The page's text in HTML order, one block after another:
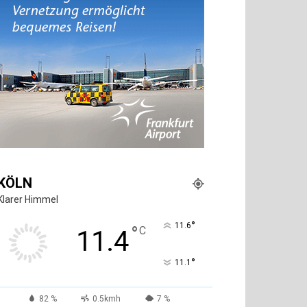
Himmel
11.4°C 11.6°
11.1 °
82 % 0.5kmh 7 %